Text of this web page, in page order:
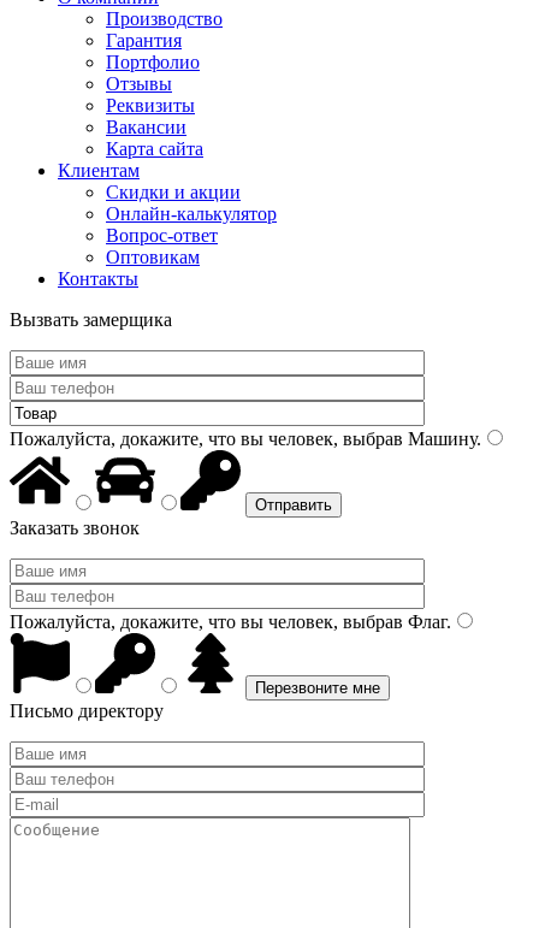
Производство
Гарантия
Портфолио
Отзывы
Реквизиты
Вакансии
Карта сайта
Клиентам
Скидки и акции
Онлайн-калькулятор
Вопрос-ответ
Оптовикам
Контакты
Вызвать замерщика
Пожалуйста, докажите, что вы человек, выбрав Машину.
Заказать звонок
Пожалуйста, докажите, что вы человек, выбрав Флаг.
Письмо директору